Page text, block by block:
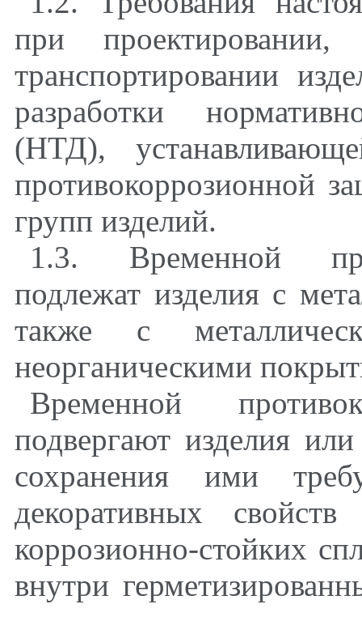
при
транспортировании
разработки
(НТД),
противокоррозионной
групп изделий.
1.3. Временной
подлежат изделия с
также с
неорганическими
Временной
подвергают изделия
сохранения ими
декоративных
коррозионно-стойких
внутри